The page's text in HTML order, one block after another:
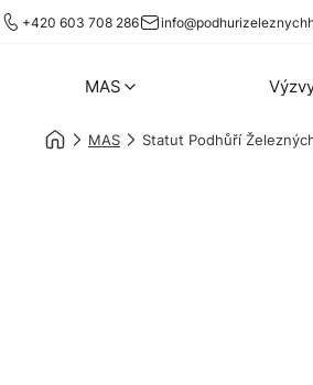
+420 603 708 286
MAS
MAS Statut Podhůří